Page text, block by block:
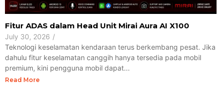
Fitur ADAS dalam Head Unit Mirai Aura AI X100
July 30, 2026 /
Teknologi keselamatan kendaraan terus berkembang pesat. Jika
dahulu fitur keselamatan canggih hanya tersedia pada mobil
premium, kini pengguna mobil dapat...
Read More